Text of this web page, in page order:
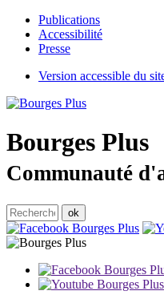
Publications
Accessibilité
Presse
Version accessible du
Bourges Plus
Communauté